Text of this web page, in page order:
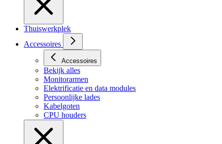
Thuiswerkplek
Accessoires
Accessoires
Bekijk alles
Monitorarmen
Elektrificatie en data modules
Persoonlijke lades
Kabelgoten
CPU houders